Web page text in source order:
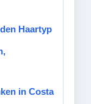
Haartyp
in Costa